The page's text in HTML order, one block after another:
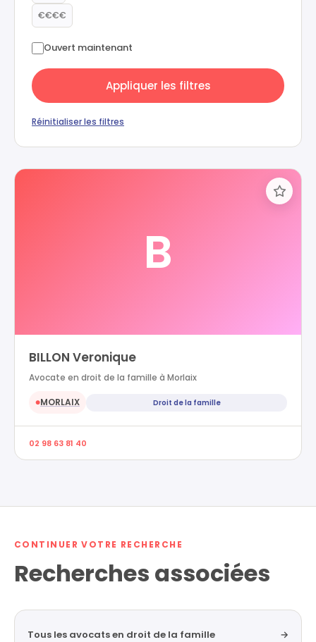
€€€€
Ouvert maintenant
Appliquer les filtres
Réinitialiser les filtres
B
BILLON Veronique
Avocate en droit de la famille à Morlaix
●MORLAIX Droit de la famille
02 98 63 81 40
CONTINUER VOTRE RECHERCHE
Recherches associées
Tous les avocats en droit de la famille →